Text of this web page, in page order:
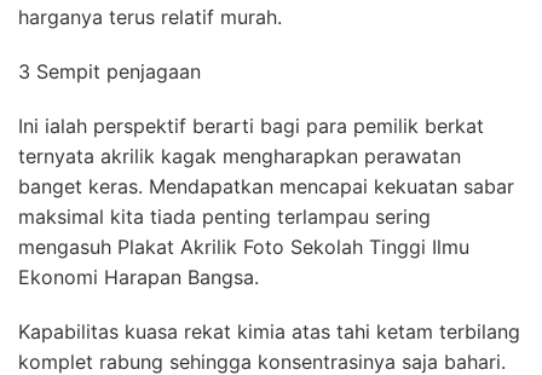
harganya terus relatif murah.
3 Sempit penjagaan
Ini ialah perspektif berarti bagi para pemilik berkat
ternyata akrilik kagak mengharapkan perawatan
banget keras. Mendapatkan mencapai kekuatan sabar
maksimal kita tiada penting terlampau sering
mengasuh Plakat Akrilik Foto Sekolah Tinggi Ilmu
Ekonomi Harapan Bangsa.
Kapabilitas kuasa rekat kimia atas tahi ketam terbilang
komplet rabung sehingga konsentrasinya saja bahari.